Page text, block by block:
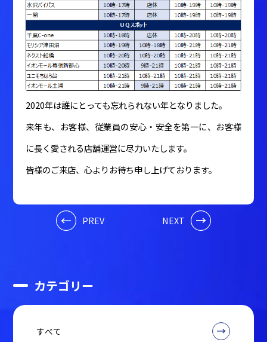
2020年は誰にとっても忘れられない年となりました。
来年も、お客様、従業員の安心・安全を第一に、お客様
に長く愛される店舗運営に尽力いたします。
皆様のご来店、心よりお待ち申し上げております。
PREV NEXT
カテゴリー
すべて